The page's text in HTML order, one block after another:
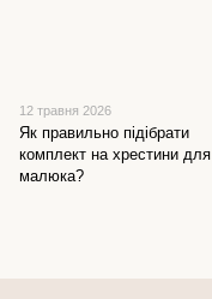
12 травня 2026
Як правильно підібрати
комплект на хрестини для
малюка?